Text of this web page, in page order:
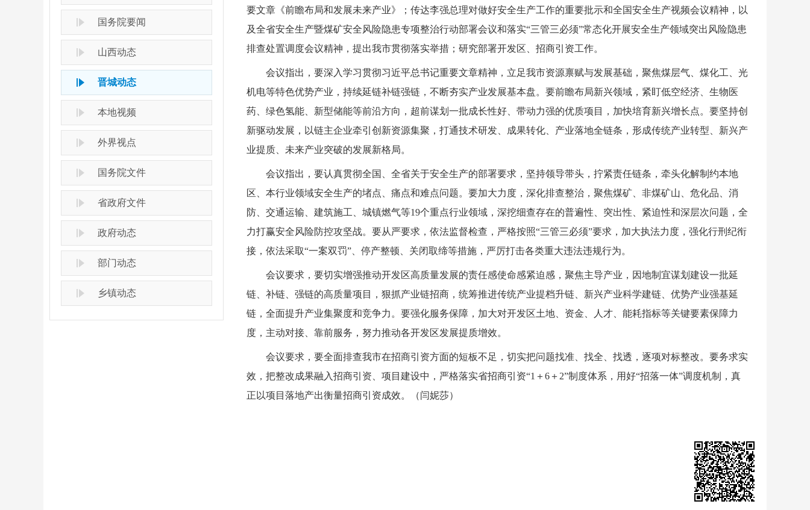
国务院要闻
山西动态
晋城动态
本地视频
外界视点
国务院文件
省政府文件
政府动态
部门动态
乡镇动态
要文章《前瞻布局和发展未来产业》；传达李强总理对做好安全生产工作的重要批示和全国安全生产视频会议精神，以
及全省安全生产暨煤矿安全风险隐患专项整治行动部署会议和落实“三管三必须”常态化开展安全生产领域突出风险隐患
排查处置调度会议精神，提出我市贯彻落实举措；研究部署开发区、招商引资工作。
会议指出，要深入学习贯彻习近平总书记重要文章精神，立足我市资源禀赋与发展基础，聚焦煤层气、煤化工、光
机电等特色优势产业，持续延链补链强链，不断夯实产业发展基本盘。要前瞻布局新兴领域，紧盯低空经济、生物医
药、绿色氢能、新型储能等前沿方向，超前谋划一批成长性好、带动力强的优质项目，加快培育新兴增长点。要坚持创
新驱动发展，以链主企业牵引创新资源集聚，打通技术研发、成果转化、产业落地全链条，形成传统产业转型、新兴产
业提质、未来产业突破的发展新格局。
会议指出，要认真贯彻全国、全省关于安全生产的部署要求，坚持领导带头，拧紧责任链条，牵头化解制约本地
区、本行业领域安全生产的堵点、痛点和难点问题。要加大力度，深化排查整治，聚焦煤矿、非煤矿山、危化品、消
防、交通运输、建筑施工、城镇燃气等19个重点行业领域，深挖细查存在的普遍性、突出性、紧迫性和深层次问题，全
力打赢安全风险防控攻坚战。要从严要求，依法监督检查，严格按照“三管三必须”要求，加大执法力度，强化行刑纪衔
接，依法采取“一案双罚”、停产整顿、关闭取缔等措施，严厉打击各类重大违法违规行为。
会议要求，要切实增强推动开发区高质量发展的责任感使命感紧迫感，聚焦主导产业，因地制宜谋划建设一批延
链、补链、强链的高质量项目，狠抓产业链招商，统筹推进传统产业提档升链、新兴产业科学建链、优势产业强基延
链，全面提升产业集聚度和竞争力。要强化服务保障，加大对开发区土地、资金、人才、能耗指标等关键要素保障力
度，主动对接、靠前服务，努力推动各开发区发展提质增效。
会议要求，要全面排查我市在招商引资方面的短板不足，切实把问题找准、找全、找透，逐项对标整改。要务求实
效，把整改成果融入招商引资、项目建设中，严格落实省招商引资“1＋6＋2”制度体系，用好“招落一体”调度机制，真
正以项目落地产出衡量招商引资成效。（闫妮莎）